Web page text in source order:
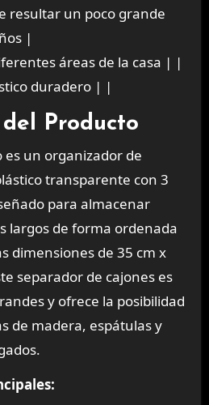
resultar un poco grande
|
áreas de la casa | |
duradero | |
Producto
es un organizador de
transparente con 3
para almacenar
largos de forma ordenada
dimensiones de 35 cm x
separador de cajones es
y ofrece la posibilidad
de madera, espátulas y